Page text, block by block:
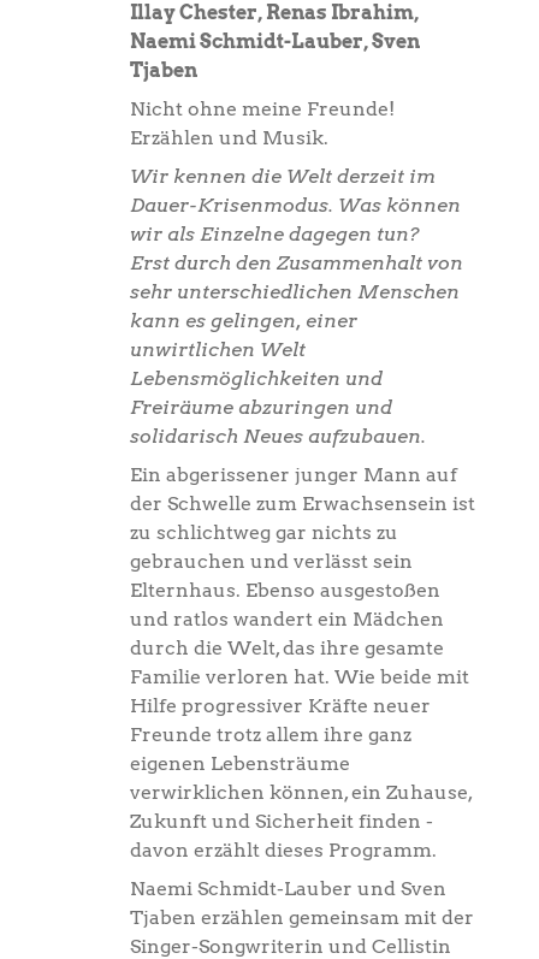
Illay Chester, Renas Ibrahim,
Naemi Schmidt-Lauber, Sven
Tjaben
Nicht ohne meine Freunde!
Erzählen und Musik.
Wir kennen die Welt derzeit im
Dauer-Krisenmodus. Was können
wir als Einzelne dagegen tun?
Erst durch den Zusammenhalt von
sehr unterschiedlichen Menschen
kann es gelingen, einer
unwirtlichen Welt
Lebensmöglichkeiten und
Freiräume abzuringen und
solidarisch Neues aufzubauen.
Ein abgerissener junger Mann auf
der Schwelle zum Erwachsensein ist
zu schlichtweg gar nichts zu
gebrauchen und verlässt sein
Elternhaus. Ebenso ausgestoßen
und ratlos wandert ein Mädchen
durch die Welt, das ihre gesamte
Familie verloren hat. Wie beide mit
Hilfe progressiver Kräfte neuer
Freunde trotz allem ihre ganz
eigenen Lebensträume
verwirklichen können, ein Zuhause,
Zukunft und Sicherheit finden -
davon erzählt dieses Programm.
Naemi Schmidt-Lauber und Sven
Tjaben erzählen gemeinsam mit der
Singer-Songwriterin und Cellistin